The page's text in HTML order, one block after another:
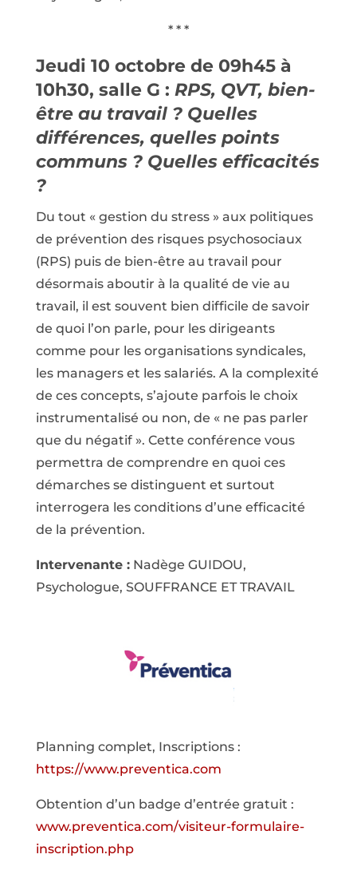
* * *
Jeudi 10 octobre de 09h45 à
10h30, salle G : RPS, QVT, bien-
être au travail ? Quelles
différences, quelles points
communs ? Quelles efficacités
?
Du tout « gestion du stress » aux politiques
de prévention des risques psychosociaux
(RPS) puis de bien-être au travail pour
désormais aboutir à la qualité de vie au
travail, il est souvent bien difficile de savoir
de quoi l’on parle, pour les dirigeants
comme pour les organisations syndicales,
les managers et les salariés. A la complexité
de ces concepts, s’ajoute parfois le choix
instrumentalisé ou non, de « ne pas parler
que du négatif ». Cette conférence vous
permettra de comprendre en quoi ces
démarches se distinguent et surtout
interrogera les conditions d’une efficacité
de la prévention.
Intervenante :Nadège GUIDOU,
Psychologue, SOUFFRANCE ET TRAVAIL
Planning complet, Inscriptions :
https://www.preventica.com
Obtention d’un badge d’entrée gratuit :
www.preventica.com/visiteur-formulaire-
inscription.php